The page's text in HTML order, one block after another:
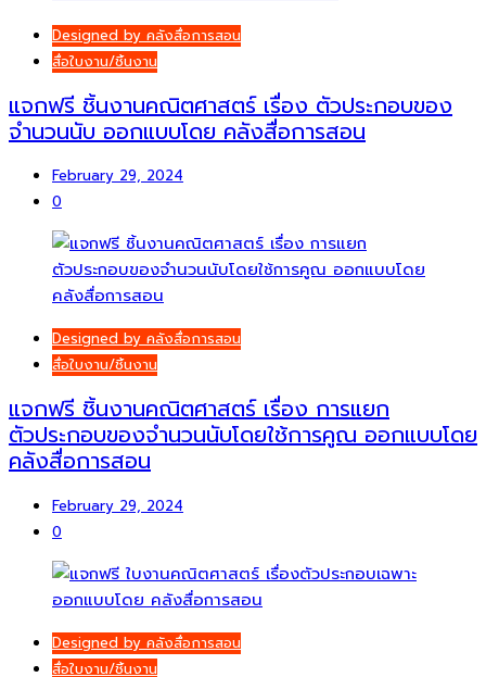
Designed by คลังสื่อการสอน
สื่อใบงาน/ชิ้นงาน
แจกฟรี ชิ้นงานคณิตศาสตร์ เรื่อง ตัวประกอบของ
จำนวนนับ ออกแบบโดย คลังสื่อการสอน
February 29, 2024
0
Designed by คลังสื่อการสอน
สื่อใบงาน/ชิ้นงาน
แจกฟรี ชิ้นงานคณิตศาสตร์ เรื่อง การแยก
ตัวประกอบของจำนวนนับโดยใช้การคูณ ออกแบบโดย
คลังสื่อการสอน
February 29, 2024
0
Designed by คลังสื่อการสอน
สื่อใบงาน/ชิ้นงาน